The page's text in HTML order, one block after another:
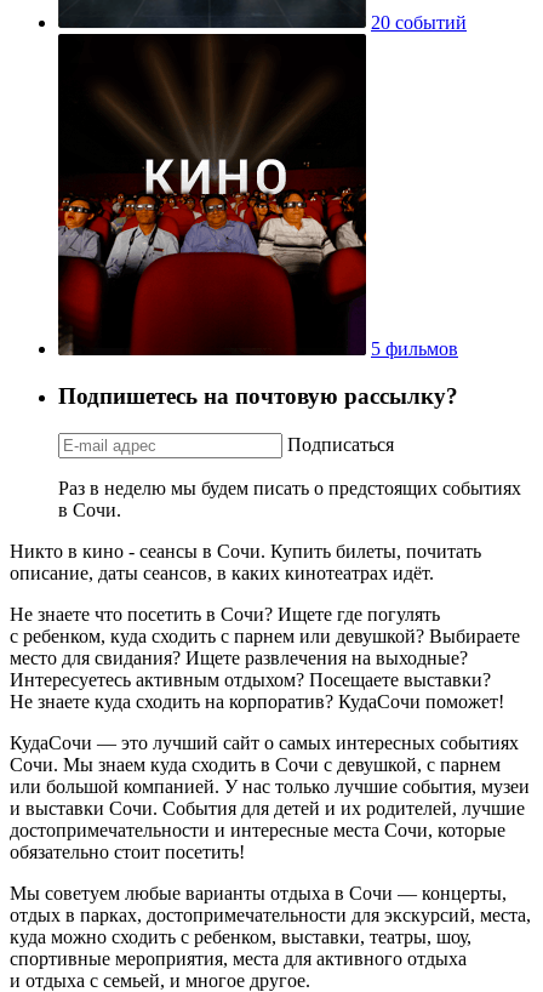
20 событий
5 фильмов
Подпишетесь на почтовую рассылку?
Подписаться
Раз в неделю мы будем писать о предстоящих событиях
в Сочи.
Никто в кино - сеансы в Сочи. Купить билеты, почитать
описание, даты сеансов, в каких кинотеатрах идёт.
Не знаете что посетить в Сочи? Ищете где погулять
с ребенком, куда сходить с парнем или девушкой? Выбираете
место для свидания? Ищете развлечения на выходные?
Интересуетесь активным отдыхом? Посещаете выставки?
Не знаете куда сходить на корпоратив? КудаСочи поможет!
КудаСочи — это лучший сайт о самых интересных событиях
Сочи. Мы знаем куда сходить в Сочи с девушкой, с парнем
или большой компанией. У нас только лучшие события, музеи
и выставки Сочи. События для детей и их родителей, лучшие
достопримечательности и интересные места Сочи, которые
обязательно стоит посетить!
Мы советуем любые варианты отдыха в Сочи — концерты,
отдых в парках, достопримечательности для экскурсий, места,
куда можно сходить с ребенком, выставки, театры, шоу,
спортивные мероприятия, места для активного отдыха
и отдыха с семьей, и многое другое.